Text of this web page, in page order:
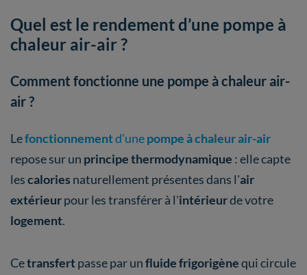
Quel est le rendement d’une pompe à
chaleur air-air ?
Comment fonctionne une pompe à chaleur air-
air ?
Lefonctionnementd'unepompe à chaleur air-air
repose sur un principe thermodynamique : elle capte
lescalories naturellement présentes dans l'air
extérieurpour les transférer à l'intérieurde votre
logement.
Cetransfertpasse par unfluide frigorigènequi circule